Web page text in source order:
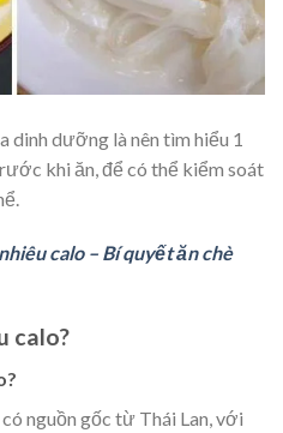
dinh dưỡng là nên tìm hiểu 1
khi ăn, để có thể kiểm soát
calo – Bí quyết ăn chè
calo?
nguồn gốc từ Thái Lan, với